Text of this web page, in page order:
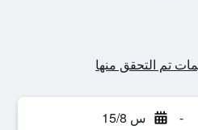
- س 15/8